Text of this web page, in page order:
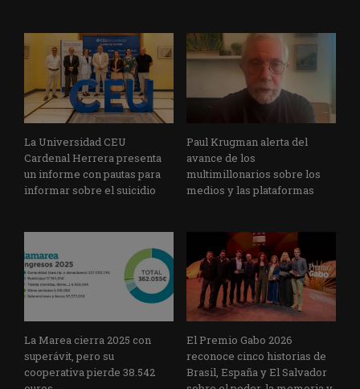
La Universidad CEU
Cardenal Herrera presenta
un informe con pautas para
informar sobre el suicidio
Paul Krugman alerta del
avance de los
multimillonarios sobre los
medios y las plataformas
La Marea cierra 2025 con
superávit, pero su
cooperativa pierde 38.542
El Premio Gabo 2026
reconoce cinco historias de
Brasil, España y El Salvador